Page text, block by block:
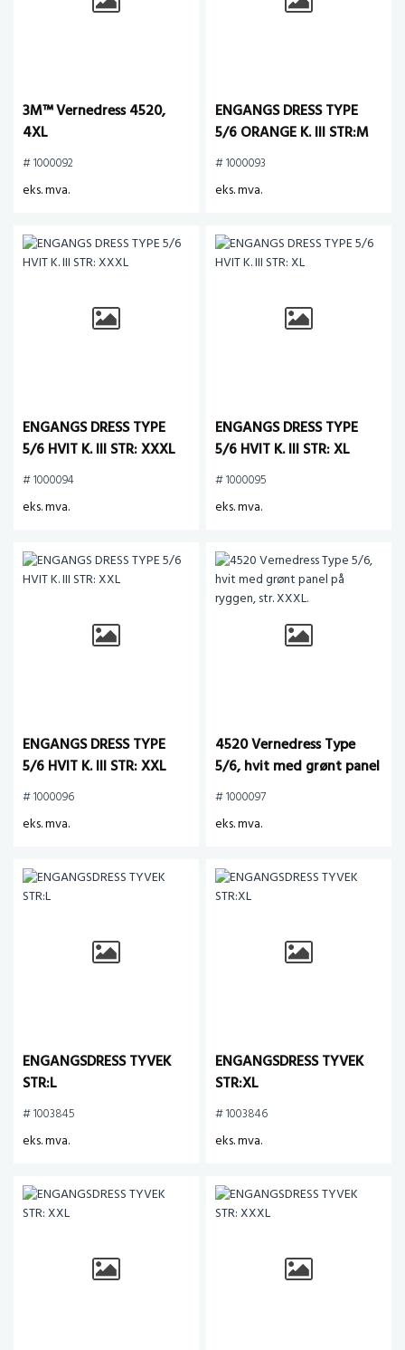
3M™ Vernedress 4520,
4XL
# 1000092
eks. mva.
ENGANGS DRESS TYPE
5/6 ORANGE K. III STR:M
# 1000093
eks. mva.
ENGANGS DRESS TYPE
5/6 HVIT K. III STR: XXXL
# 1000094
eks. mva.
ENGANGS DRESS TYPE
5/6 HVIT K. III STR: XL
# 1000095
eks. mva.
ENGANGS DRESS TYPE
5/6 HVIT K. III STR: XXL
# 1000096
eks. mva.
4520 Vernedress Type
5/6, hvit med grønt panel
på ryggen, str. XXXL.
# 1000097
eks. mva.
ENGANGSDRESS TYVEK
STR:L
# 1003845
eks. mva.
ENGANGSDRESS TYVEK
STR:XL
# 1003846
eks. mva.